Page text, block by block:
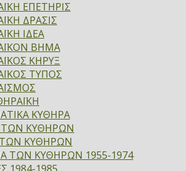
ΕΠΕΤΗΡΙΣ
ΔΡΑΣΙΣ
ΙΔΕΑ
ΒΗΜΑ
ΚΗΡΥΞ
ΤΥΠΟΣ
ΚΥΘΗΡΑ
ΚΥΘΗΡΩΝ
ΚΥΘΗΡΩΝ
ΤΩΝ ΚΥΘΗΡΩΝ 1955-1974